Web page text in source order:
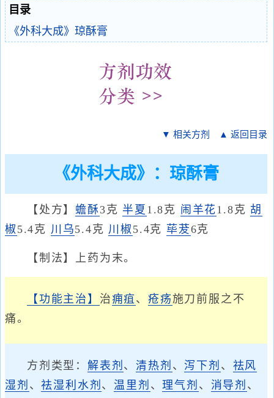
目录
《外科大成》琼酥膏
▼ 相关方剂 ▲ 返回目录
《外科大成》：琼酥膏
【处方】蟾酥3克 半夏 1.8克 闹羊花1.8克 胡
椒 5.4克 川乌5.4克 川椒 5.4克 荜茇6克
【制法】上药为末。
【功能主治】 治痈疽、疮疡施刀前服之不
痛。
方剂类型： 解表剂 、清热剂 、 泻下剂 、 祛风
湿剂 、祛湿利水剂 、温里剂 、理气剂 、 消导剂 、